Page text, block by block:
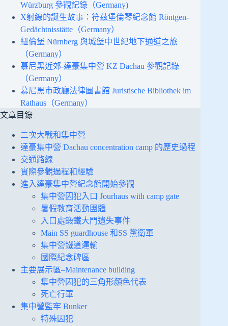
Würzburg 參觀記錄（Germany)
X射線的誕生故事：符茲堡倫琴紀念館 Röntgen-
Gedächtnisstätte（Germany）
紐倫堡 Nürnberg 與城堡中世紀地下通道之旅
（Germany）
慕尼黑近郊-達豪集中營 KZ Dachau 參觀記錄
（Germany）
慕尼黑市政廳法律圖書館 Juristische Bibliothek im
Rathaus（Germany）
文章目錄
二次大戰和集中營
達豪集中營 Dachau concentration camp 的歷史過程
交通路線
實際參觀過程和經驗
進入達豪集中營紀念館開始參觀
集中營囚犯入口 Jourhaus with camp gate
暑假教育活動團體
入口處鍛鐵大門遺失事件
Main SS guardhouse 和SS 黨衛軍
集中營鐵道運輸
國際紀念碑區
主要展示區–Maintenance building
集中營囚犯的三角形顏色代表
死亡行軍
集中營監牢 Bunker
特殊囚犯